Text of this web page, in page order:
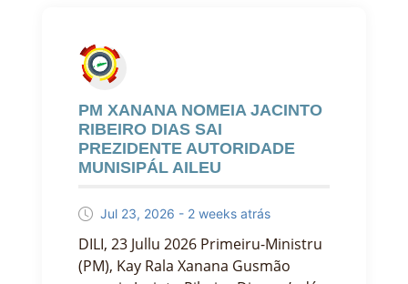
PM XANANA NOMEIA JACINTO
RIBEIRO DIAS SAI
PREZIDENTE AUTORIDADE
MUNISIPÁL AILEU
Jul 23, 2026 - 2 weeks atrás
DILI, 23 Jullu 2026 Primeiru-Ministru
(PM), Kay Rala Xanana Gusmão